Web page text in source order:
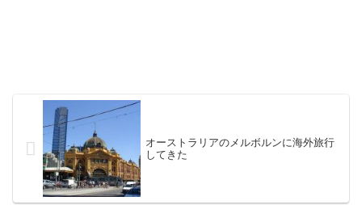
オーストラリアのメルボルンに海外旅行
してきた